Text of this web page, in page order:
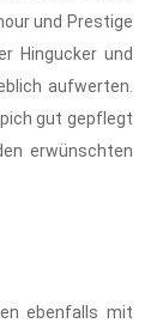
und Prestige
Hingucker und
aufwerten.
gut gepflegt
erwünschten
ebenfalls mit